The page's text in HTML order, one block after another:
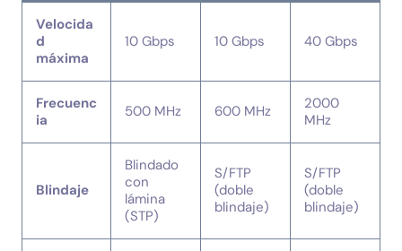
Velocida
d
máxima
10 Gbps 10 Gbps 40 Gbps
Frecuenc
ia
500 MHz 600 MHz
2000
MHz
Blindaje
Blindado
con
lámina
(STP)
S/FTP
(doble
blindaje)
S/FTP
(doble
blindaje)